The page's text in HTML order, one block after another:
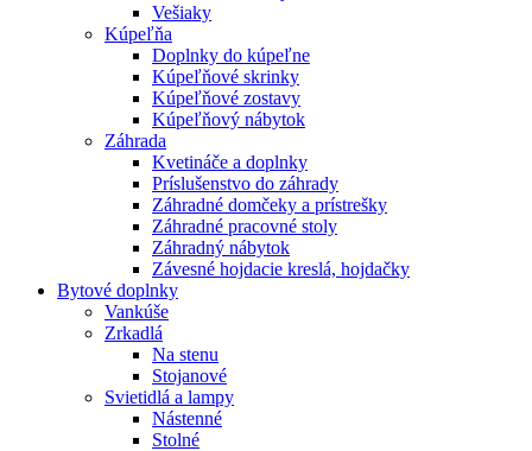
Vešiaky
Kúpeľňa
Doplnky do kúpeľne
Kúpeľňové skrinky
Kúpeľňové zostavy
Kúpeľňový nábytok
Záhrada
Kvetináče a doplnky
Príslušenstvo do záhrady
Záhradné domčeky a prístrešky
Záhradné pracovné stoly
Záhradný nábytok
Závesné hojdacie kreslá, hojdačky
Bytové doplnky
Vankúše
Zrkadlá
Na stenu
Stojanové
Svietidlá a lampy
Nástenné
Stolné